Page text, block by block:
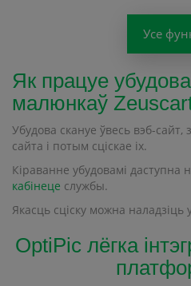
Усе
Як працуе убудова
малюнкаў
Убудова скануе ўвесь вэб-сайт,
сайта і потым сціскае іх.
Кіраванне убудовамі даступна
кабінеце службы.
Якасць сціску можна наладзіць
OptiPic лёгка